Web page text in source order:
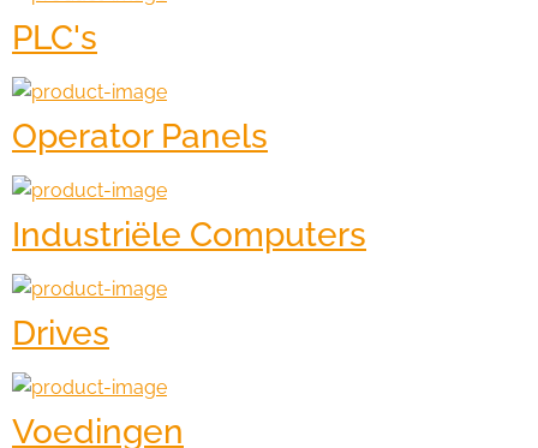
PLC's
Operator Panels
Industriële Computers
Drives
Voedingen